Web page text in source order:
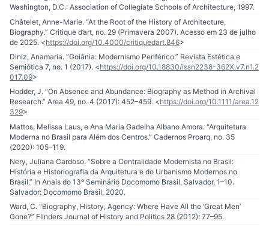
Washington, D.C.: Association of Collegiate Schools of Architecture, 1997.
Châtelet, Anne-Marie. “At the Root of the History of Architecture,
Biography.” Critique d’art, no. 29 (Primavera 2007). Acesso em 23 de julho
de 2025. <https://doi.org/10.4000/critiquedart.846>
Diniz, Anamaria. “Goiânia: Modernismo Periférico.” Revista Estética e
Semiótica 7, no. 1 (2017). <https://doi.org/10.18830/issn2238-362X.v7.n1.2
017.09>
Hodder, J. “On Absence and Abundance: Biography as Method in Archival
Research.” Area 49, no. 4 (2017): 452–459. <https://doi.org/10.1111/area.12
329>
Mattos, Melissa Laus, e Ana Maria Gadelha Albano Amora. “Arquitetura
Moderna no Brasil para Além dos Centros.” Cadernos Proarq, no. 35
(2020): 105–119.
Nery, Juliana Cardoso. “Sobre a Centralidade Modernista no Brasil:
História e Historiografia da Arquitetura e do Urbanismo Modernos no
Brasil.” In Anais do 13º Seminário Docomomo Brasil, Salvador, 1–10.
Salvador: Docomomo Brasil, 2020.
Ward, C. “Biography, History, Agency: Where Have All the ‘Great Men’
Gone?” Flinders Journal of History and Politics 28 (2012): 77–95.